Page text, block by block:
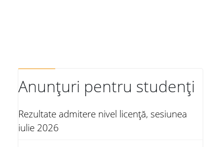
Anunțuri pentru studenți
Rezultate admitere nivel licență, sesiunea
iulie 2026